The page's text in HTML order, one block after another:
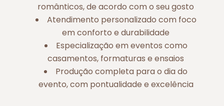
românticos, de acordo com o seu gosto
Atendimento personalizado com foco
em conforto e durabilidade
Especialização em eventos como
casamentos, formaturas e ensaios
Produção completa para o dia do
evento, com pontualidade e excelência